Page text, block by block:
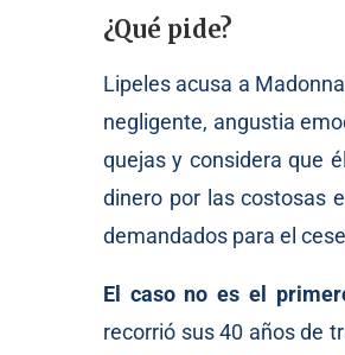
¿Qué pide?
Lipeles acusa a
negligente, angustia
quejas y considera que
dinero por las costosas
demandados para el
El caso no es el
recorrió sus 40 años de